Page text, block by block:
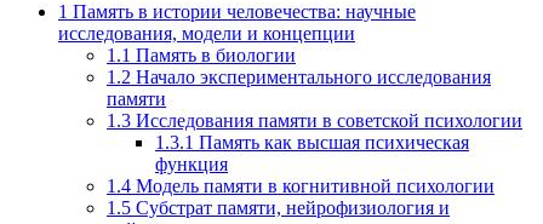
1 Память в истории человечества: научные
исследования, модели и концепции
1.1 Память в биологии
1.2 Начало экспериментального исследования
памяти
1.3 Исследования памяти в советской психологии
1.3.1 Память как высшая психическая
функция
1.4 Модель памяти в когнитивной психологии
1.5 Субстрат памяти, нейрофизиология и